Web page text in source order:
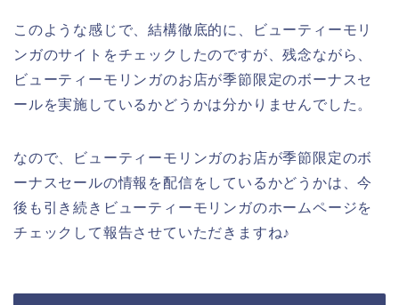
このような感じで、結構徹底的に、ビューティーモリ
ンガのサイトをチェックしたのですが、残念ながら、
ビューティーモリンガのお店が季節限定のボーナスセ
ールを実施しているかどうかは分かりませんでした。
なので、ビューティーモリンガのお店が季節限定のボ
ーナスセールの情報を配信をしているかどうかは、今
後も引き続きビューティーモリンガのホームページを
チェックして報告させていただきますね♪